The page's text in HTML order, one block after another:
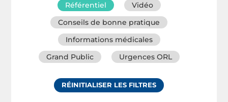
Référentiel
Vidéo
Conseils de bonne pratique
Informations médicales
Grand Public
Urgences ORL
RÉINITIALISER LES FILTRES